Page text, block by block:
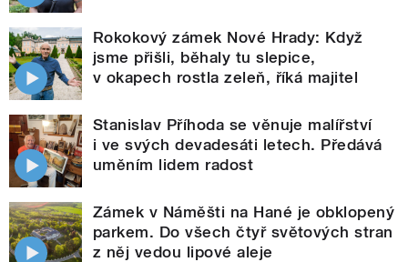
Rokokový zámek Nové Hrady: Když
jsme přišli, běhaly tu slepice,
v okapech rostla zeleň, říká majitel
Stanislav Příhoda se věnuje malířství
i ve svých devadesáti letech. Předává
uměním lidem radost
Zámek v Náměšti na Hané je obklopený
parkem. Do všech čtyř světových stran
z něj vedou lipové aleje